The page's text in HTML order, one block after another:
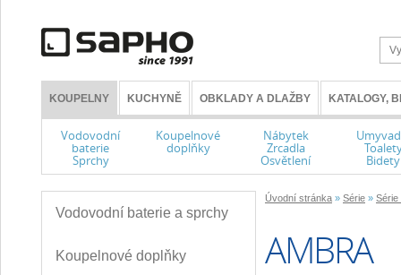
KOUPELNY KUCHYNĚ OBKLADY A DLAŽBY KATALOGY,
Vodovodní
baterie
Sprchy
Koupelnové
doplňky
Nábytek
Zrcadla
Osvětlení Bidety
Vodovodní baterie a sprchy
Koupelnové doplňky
Úvodní stránka » Série » Série
AMBRA